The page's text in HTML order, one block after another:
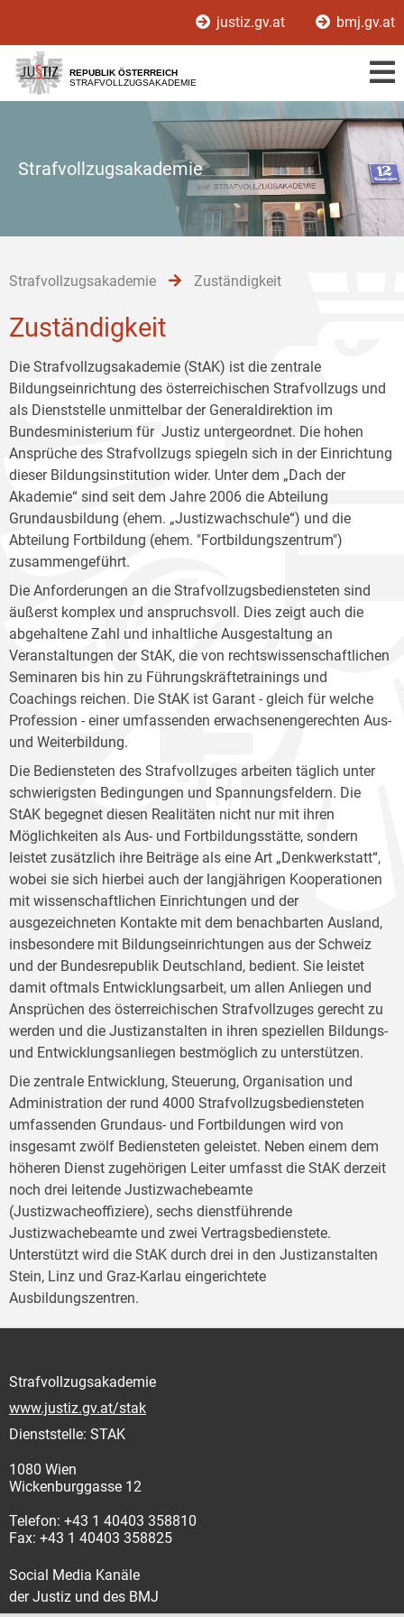
[1]
[2]
[3]
justiz.gv.at bmj.gv.at
REPUBLIK ÖSTERREICH
STRAFVOLLZUGSAKADEMIE
Strafvollzugsakademie
Strafvollzugsakademie Zuständigkeit
Zuständigkeit
Die Strafvollzugsakademie (StAK) ist die zentrale
Bildungseinrichtung des österreichischen Strafvollzugs und
als Dienststelle unmittelbar der Generaldirektion im
Bundesministerium für Justiz untergeordnet. Die hohen
Ansprüche des Strafvollzugs spiegeln sich in der Einrichtung
dieser Bildungsinstitution wider. Unter dem „Dach der
Akademie“ sind seit dem Jahre 2006 die Abteilung
Grundausbildung (ehem. „Justizwachschule“) und die
Abteilung Fortbildung (ehem. "Fortbildungszentrum")
zusammengeführt.
Die Anforderungen an die Strafvollzugsbediensteten sind
äußerst komplex und anspruchsvoll. Dies zeigt auch die
abgehaltene Zahl und inhaltliche Ausgestaltung an
Veranstaltungen der StAK, die von rechtswissenschaftlichen
Seminaren bis hin zu Führungskräftetrainings und
Coachings reichen. Die StAK ist Garant - gleich für welche
Profession - einer umfassenden erwachsenengerechten Aus-
und Weiterbildung.
Die Bediensteten des Strafvollzuges arbeiten täglich unter
schwierigsten Bedingungen und Spannungsfeldern. Die
StAK begegnet diesen Realitäten nicht nur mit ihren
Möglichkeiten als Aus- und Fortbildungsstätte, sondern
leistet zusätzlich ihre Beiträge als eine Art „Denkwerkstatt“,
wobei sie sich hierbei auch der langjährigen Kooperationen
mit wissenschaftlichen Einrichtungen und der
ausgezeichneten Kontakte mit dem benachbarten Ausland,
insbesondere mit Bildungseinrichtungen aus der Schweiz
und der Bundesrepublik Deutschland, bedient. Sie leistet
damit oftmals Entwicklungsarbeit, um allen Anliegen und
Ansprüchen des österreichischen Strafvollzuges gerecht zu
werden und die Justizanstalten in ihren speziellen Bildungs-
und Entwicklungsanliegen bestmöglich zu unterstützen.
Die zentrale Entwicklung, Steuerung, Organisation und
Administration der rund 4000 Strafvollzugsbediensteten
umfassenden Grundaus- und Fortbildungen wird von
insgesamt zwölf Bediensteten geleistet. Neben einem dem
höheren Dienst zugehörigen Leiter umfasst die StAK derzeit
noch drei leitende Justizwachebeamte
(Justizwacheoffiziere), sechs dienstführende
Justizwachebeamte und zwei Vertragsbedienstete.
Unterstützt wird die StAK durch drei in den Justizanstalten
Stein, Linz und Graz-Karlau eingerichtete
Ausbildungszentren.
Strafvollzugsakademie
www.justiz.gv.at/stak
Dienststelle: STAK
1080 Wien
Wickenburggasse 12
Telefon: +43 1 40403 358810
Fax: +43 1 40403 358825
Social Media Kanäle
der Justiz und des BMJ